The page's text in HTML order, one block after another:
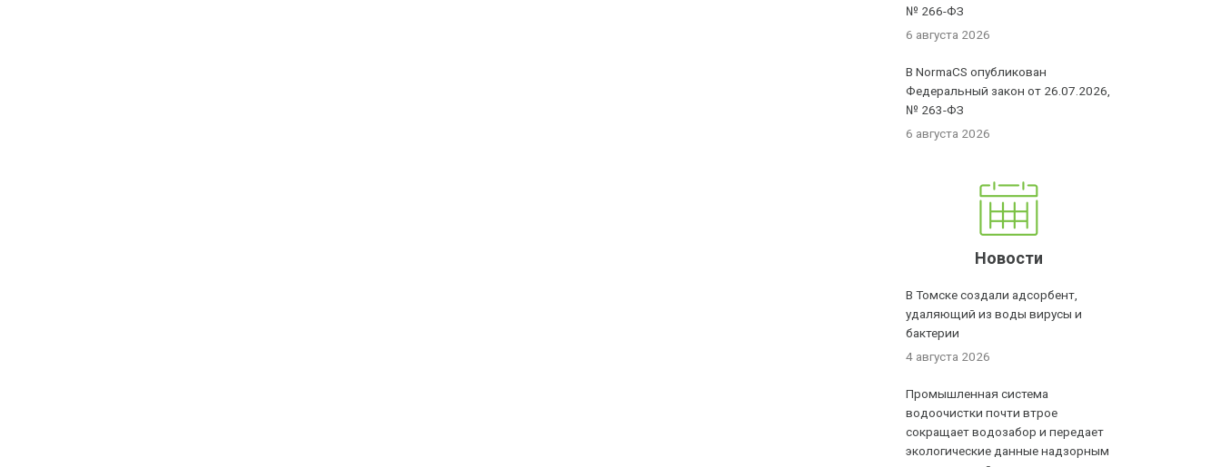
№ 266-ФЗ
6 августа 2026
В NormaCS опубликован
Федеральный закон от 26.07.2026,
№ 263-ФЗ
6 августа 2026
Новости
В Томске создали адсорбент,
удаляющий из воды вирусы и
бактерии
4 августа 2026
Промышленная система
водоочистки почти втрое
сокращает водозабор и передает
экологические данные надзорным